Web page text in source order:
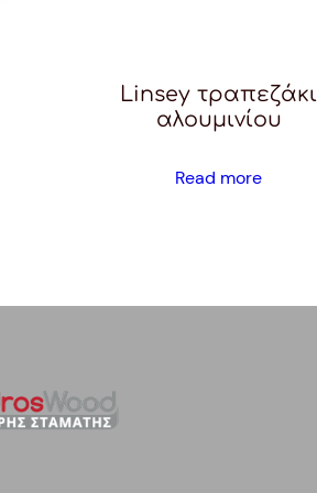
Linsey τραπεζάκι
αλουμινίου
Read more